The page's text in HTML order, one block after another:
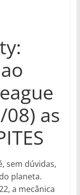
as
sem dúvidas,
planeta.
a mecânica